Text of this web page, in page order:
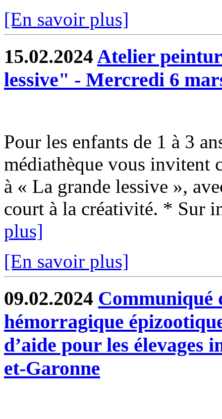
[En savoir plus]
15.02.2024Atelier
lessive" - Mercredi 6
Pour les enfants de 1 à 3
médiathèque vous invitent
à « La grande lessive »,
court à la créativité. * Sur
plus]
[En savoir plus]
09.02.2024 Communiqué
hémorragique
d’aide pour les élevages
et-Garonne